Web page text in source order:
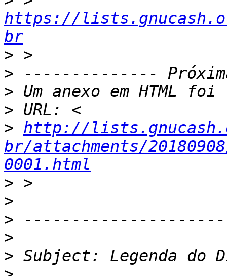
https://
br
>
>
>
>
> http://
br/attachments/
0001.html
>
>
>
>
>